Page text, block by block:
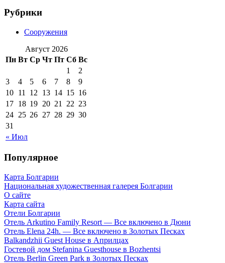
Рубрики
Сооружения
Август 2026
Пн Вт Ср Чт Пт Сб Вс
« Июл
1
2
3
4 5 6 7 8
9
10 11 12 13 14 15 16
17 18 19 20 21 22 23
24 25 26 27 28 29 30
31
Популярное
Карта Болгарии
Национальная художественная галерея Болгарии
О сайте
Карта сайта
Отели Болгарии
Отель Arkutino Family Resort — Все включено в Дюни
Отель Elena 24h. — Все включено в Золотых Песках
Balkandzhii Guest House в Априлцах
Гостевой дом Stefanina Guesthouse в Bozhentsi
Отель Berlin Green Park в Золотых Песках